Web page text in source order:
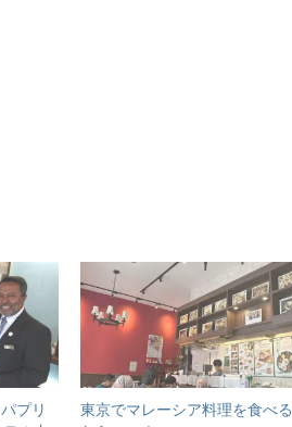
プリ
東京でマレーシア料理を食べる